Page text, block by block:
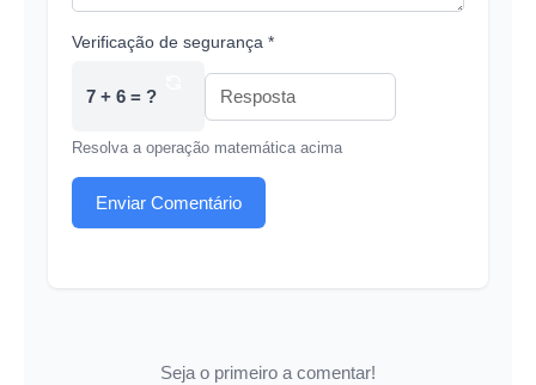
Verificação de segurança *
7 + 6 = ?
Resolva a operação matemática acima
Enviar Comentário
Seja o primeiro a comentar!